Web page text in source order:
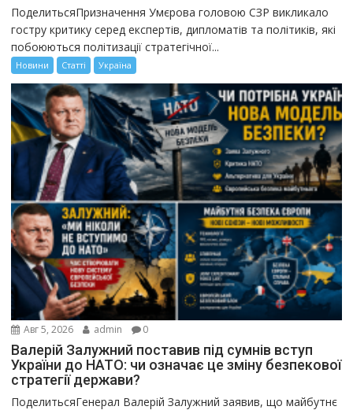
ПоделитьсяПризначення Умєрова головою СЗР викликало
гостру критику серед експертів, дипломатів та політиків, які
побоюються політизації стратегічної...
Новини Статті Україна
Авг 5, 2026 admin 0
Валерій Залужний поставив під сумнів вступ
України до НАТО: чи означає це зміну безпекової
стратегії держави?
ПоделитьсяГенерал Валерій Залужний заявив, що майбутнє